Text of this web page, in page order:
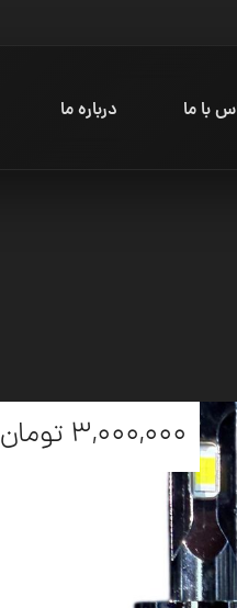
با ما درباره ما
۳,۰۰۰,۰۰۰ تومان